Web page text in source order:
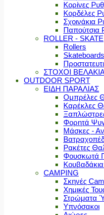
Κορίνες
Κορδέλες
Σχοινάκια
Παπούτσια
ROLLER - SKATE
Rollers
Skateboards
ΣΤΟΧΟΙ
OUTDOOR SPORT
ΕΙΔΗ ΠΑΡΑΛΙΑΣ
Ομπρέλες
Καρέκλες
Φορητά
Μάσκες -
Ρακέτες
Φουσκωτά
Κουβαδάκια
CAMPING
Σκηνές
Χημικές
Στρώματα
Υπνόσακοι